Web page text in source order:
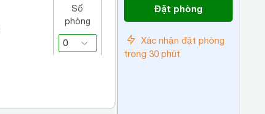
Số
phòng
Đặt phòng
Xác nhận đặt phòng
trong 30 phút